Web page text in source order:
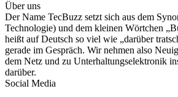
Über uns
Der Name TecBuzz setzt sich aus dem
Technologie) und dem kleinen Wörtchen
heißt auf Deutsch so viel wie „darüber
gerade im Gespräch. Wir nehmen also
dem Netz und zu Unterhaltungselektronik
darüber.
Social Media